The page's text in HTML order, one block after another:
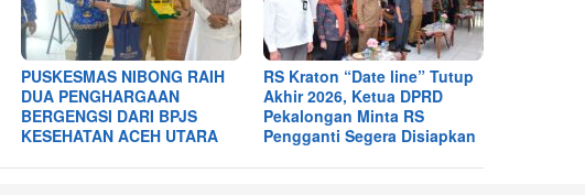
PUSKESMAS NIBONG RAIH
DUA PENGHARGAAN
BERGENGSI DARI BPJS
KESEHATAN ACEH UTARA
RS Kraton “Date line” Tutup
Akhir 2026, Ketua DPRD
Pekalongan Minta RS
Pengganti Segera Disiapkan